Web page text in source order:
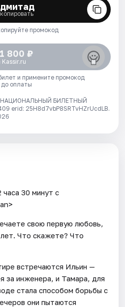
промокод
800 ₽
Kassir.ru
и примените промокод
до оплаты
НАЦИОНАЛЬНЫЙ БИЛЕТНЫЙ
erid: 25H8d7vbP8SRTvHZrUcdLB.
30 минут с
свою первую любовь,
Что скажете? Что
встречаются Ильин —
за инженера, и Тамара, для
стала способом борьбы с
они пытаются